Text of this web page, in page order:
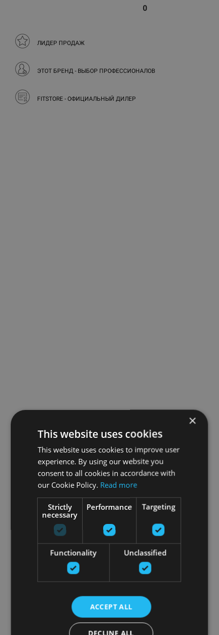
0
ЛИДЕР ПРОДАЖ
ЭТОТ БРЕНД - ВЫБОР ПРОФЕССИОНАЛОВ
FITSTORE - ОФИЦИАЛЬНЫЙ ДИЛЕР
×
This website uses cookies
This website uses cookies to improve user
experience. By using our website you
consent to all cookies in accordance with
our Cookie Policy. Read more
Strictly
necessary
Performance Targeting
Functionality Unclassified
ACCEPT ALL
DECLINE ALL